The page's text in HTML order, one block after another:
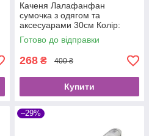
Каченя Лалафанфан
сумочка з одягом та
аксесуарами 30см Колір:
Жовтий, Білий.
Готово до відправки
268 ₴ 400 ₴
Купити
–29%